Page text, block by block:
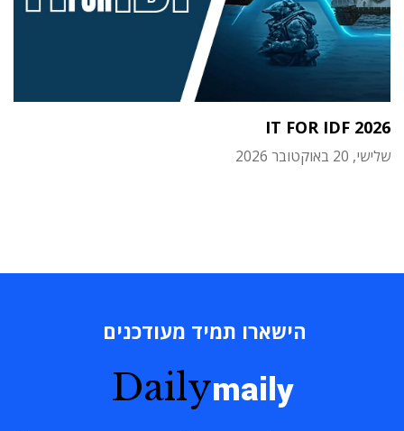
IT FOR IDF 2026
שלישי, 20 באוקטובר 2026
הישארו תמיד מעודכנים
Dailymaily